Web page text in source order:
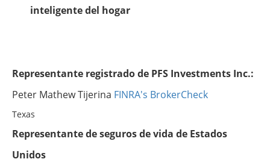
inteligente del hogar
Representante registrado de PFS Investments Inc.:
Peter Mathew Tijerina FINRA's BrokerCheck
Texas
Representante de seguros de vida de Estados
Unidos